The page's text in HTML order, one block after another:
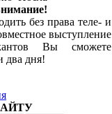
без права теле- и
выступление
Вы сможете
два дня!